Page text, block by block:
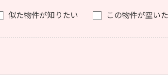
似た物件が知りたい この物件が空い